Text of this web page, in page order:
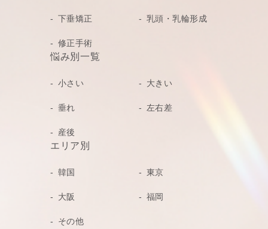
下垂矯正 乳頭・乳輪形成
修正手術
悩み別一覧
小さい 大きい
垂れ 左右差
産後
エリア別
韓国 東京
大阪 福岡
その他